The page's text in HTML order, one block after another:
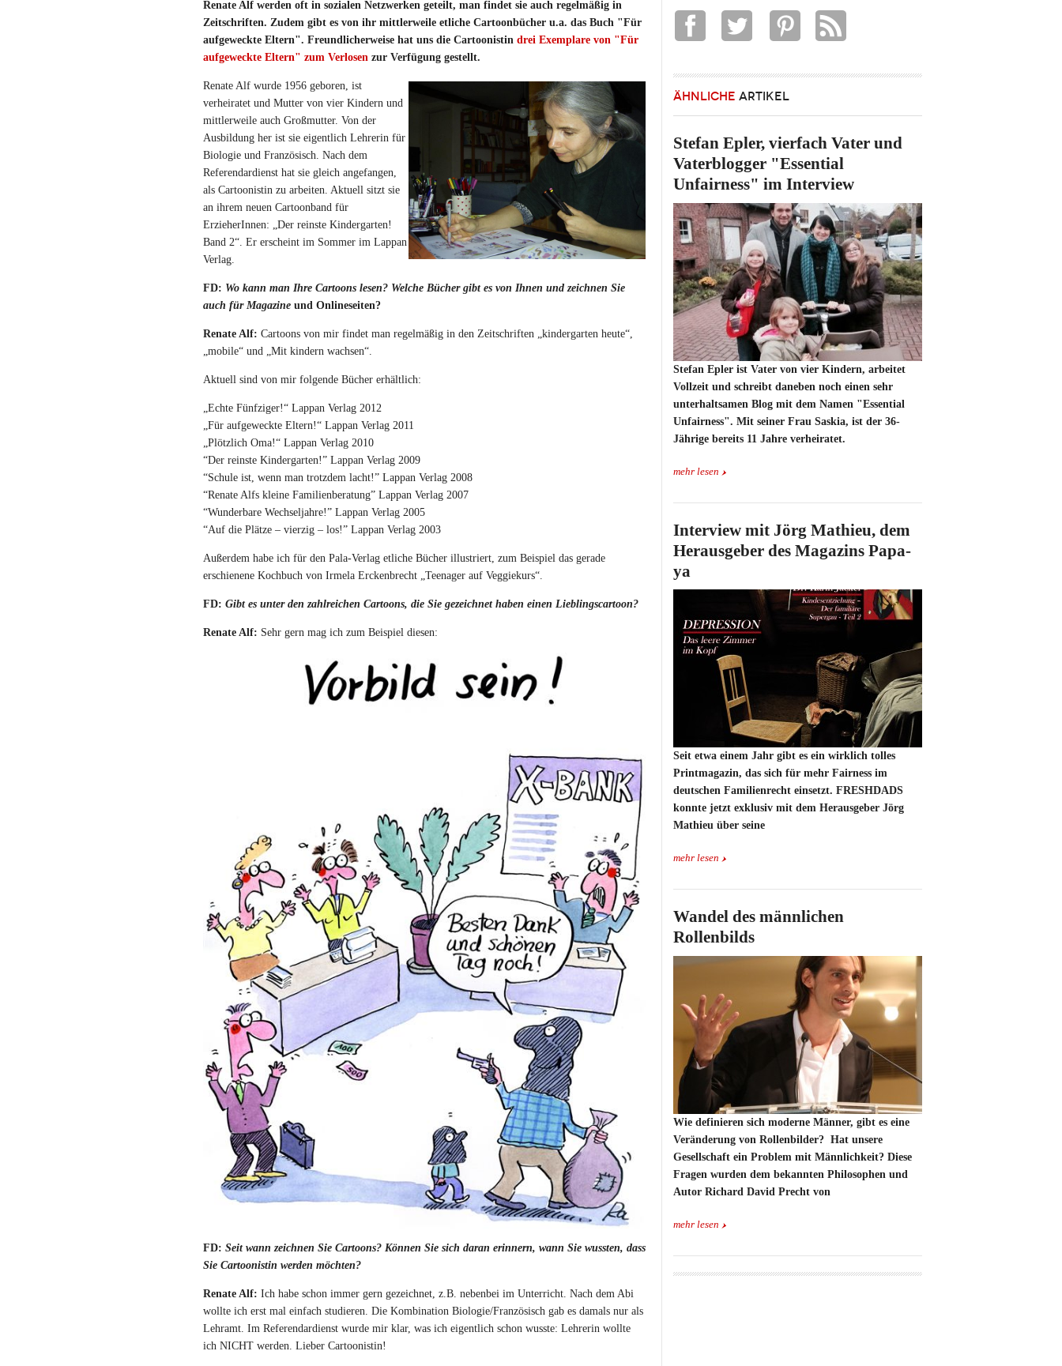
Renate Alf werden oft in sozialen Netzwerken geteilt, man findet sie auch regelmäßig in
Zeitschriften. Zudem gibt es von ihr mittlerweile etliche Cartoonbücher u.a. das Buch "Für
aufgeweckte Eltern". Freundlicherweise hat uns die Cartoonistin drei Exemplare von "Für
aufgeweckte Eltern" zum Verlosen zur Verfügung gestellt.
Renate Alf wurde 1956 geboren, ist
verheiratet und Mutter von vier Kindern und
mittlerweile auch Großmutter. Von der
Ausbildung her ist sie eigentlich Lehrerin für
Biologie und Französisch. Nach dem
Referendardienst hat sie gleich angefangen,
als Cartoonistin zu arbeiten. Aktuell sitzt sie
an ihrem neuen Cartoonband für
ErzieherInnen: „Der reinste Kindergarten!
Band 2“. Er erscheint im Sommer im Lappan
Verlag.
FD: Wo kann man Ihre Cartoons lesen? Welche Bücher gibt es von Ihnen und zeichnen Sie
auch für Magazine und Onlineseiten?
Renate Alf: Cartoons von mir findet man regelmäßig in den Zeitschriften „kindergarten heute“,
„mobile“ und „Mit kindern wachsen“.
Aktuell sind von mir folgende Bücher erhältlich:
„Echte Fünfziger!“ Lappan Verlag 2012
„Für aufgeweckte Eltern!“ Lappan Verlag 2011
„Plötzlich Oma!“ Lappan Verlag 2010
“Der reinste Kindergarten!” Lappan Verlag 2009
“Schule ist, wenn man trotzdem lacht!” Lappan Verlag 2008
“Renate Alfs kleine Familienberatung” Lappan Verlag 2007
“Wunderbare Wechseljahre!” Lappan Verlag 2005
“Auf die Plätze – vierzig – los!” Lappan Verlag 2003
Außerdem habe ich für den Pala-Verlag etliche Bücher illustriert, zum Beispiel das gerade
erschienene Kochbuch von Irmela Erckenbrecht „Teenager auf Veggiekurs“.
FD: Gibt es unter den zahlreichen Cartoons, die Sie gezeichnet haben einen Lieblingscartoon?
Renate Alf: Sehr gern mag ich zum Beispiel diesen:
FD: Seit wann zeichnen Sie Cartoons? Können Sie sich daran erinnern, wann Sie wussten, dass
Sie Cartoonistin werden möchten?
Renate Alf: Ich habe schon immer gern gezeichnet, z.B. nebenbei im Unterricht. Nach dem Abi
wollte ich erst mal einfach studieren. Die Kombination Biologie/Französisch gab es damals nur als
Lehramt. Im Referendardienst wurde mir klar, was ich eigentlich schon wusste: Lehrerin wollte
ich NICHT werden. Lieber Cartoonistin!
ÄHNLICHE ARTIKEL
Stefan Epler, vierfach Vater und
Vaterblogger "Essential
Unfairness" im Interview
Stefan Epler ist Vater von vier Kindern, arbeitet
Vollzeit und schreibt daneben noch einen sehr
unterhaltsamen Blog mit dem Namen "Essential
Unfairness". Mit seiner Frau Saskia, ist der 36-
Jährige bereits 11 Jahre verheiratet.
mehr lesen
Interview mit Jörg Mathieu, dem
Herausgeber des Magazins Papa-
ya
Seit etwa einem Jahr gibt es ein wirklich tolles
Printmagazin, das sich für mehr Fairness im
deutschen Familienrecht einsetzt. FRESHDADS
konnte jetzt exklusiv mit dem Herausgeber Jörg
Mathieu über seine
mehr lesen
Wandel des männlichen
Rollenbilds
Wie definieren sich moderne Männer, gibt es eine
Veränderung von Rollenbilder? Hat unsere
Gesellschaft ein Problem mit Männlichkeit? Diese
Fragen wurden dem bekannten Philosophen und
Autor Richard David Precht von
mehr lesen